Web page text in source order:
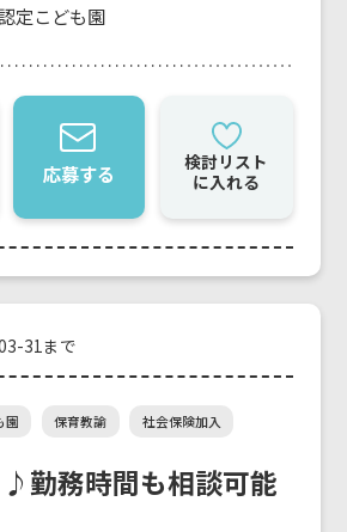
定こども園
応募する
検討リスト
に入れる
31まで
園 保育教諭 社会保険加入
勤務時間も相談可能